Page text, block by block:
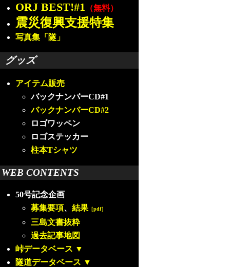
ORJ BEST!#1 （無料）
震災復興支援特集
写真集「隧」
グッズ
アイテム販売
バックナンバーCD#1
バックナンバーCD#2
ロゴワッペン
ロゴステッカー
柱本Tシャツ
WEB CONTENTS
50号記念企画
募集要項、 結果 ［pdf］
三島文書抜粋
過去記事地図
峠データベース ▼
隧道データベース ▼